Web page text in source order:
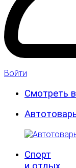
Войти
Смотреть
Спорт